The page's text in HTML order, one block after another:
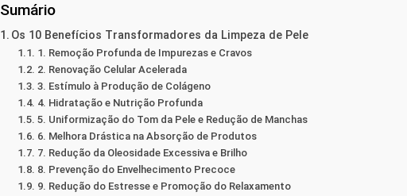
Sumário
Os 10 Benefícios Transformadores da Limpeza de Pele
1. Remoção Profunda de Impurezas e Cravos
2. Renovação Celular Acelerada
3. Estímulo à Produção de Colágeno
4. Hidratação e Nutrição Profunda
5. Uniformização do Tom da Pele e Redução de Manchas
6. Melhora Drástica na Absorção de Produtos
7. Redução da Oleosidade Excessiva e Brilho
8. Prevenção do Envelhecimento Precoce
9. Redução do Estresse e Promoção do Relaxamento